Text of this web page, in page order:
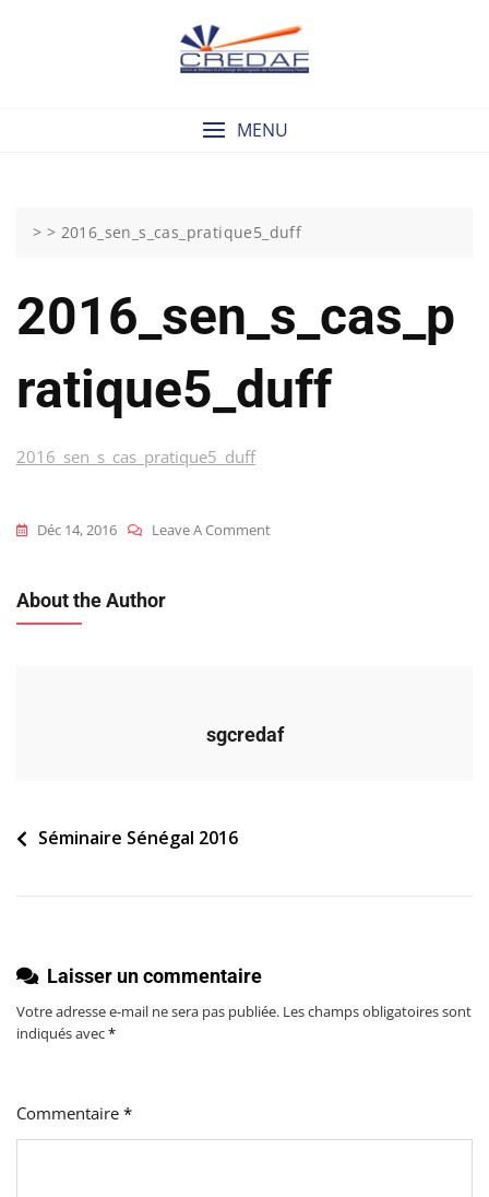
MENU
> > 2016_sen_s_cas_pratique5_duff
2016_sen_s_cas_p
Ratique5_duff
2016_sen_s_cas_pratique5_duff
Déc 14, 2016 Leave A CommentOn
About the Author
sgcredaf
Navigation
l’article
Séminaire Sénégal 2016
Laisser un commentaire
Votre adresse e-mail ne sera pas publiée. Les champs obligatoires sont
indiqués avec*
Commentaire *